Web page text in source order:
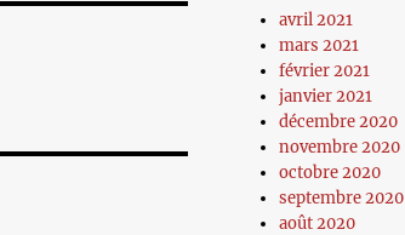
avril 2021
mars 2021
février 2021
janvier 2021
décembre 2020
novembre 2020
octobre 2020
septembre 2020
août 2020